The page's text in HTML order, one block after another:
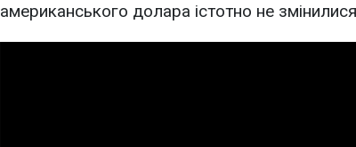
американського долара істотно не